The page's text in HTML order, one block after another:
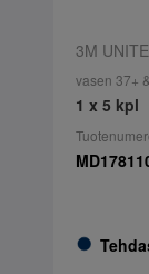
3M
vasen 37+
1 x 5 kpl